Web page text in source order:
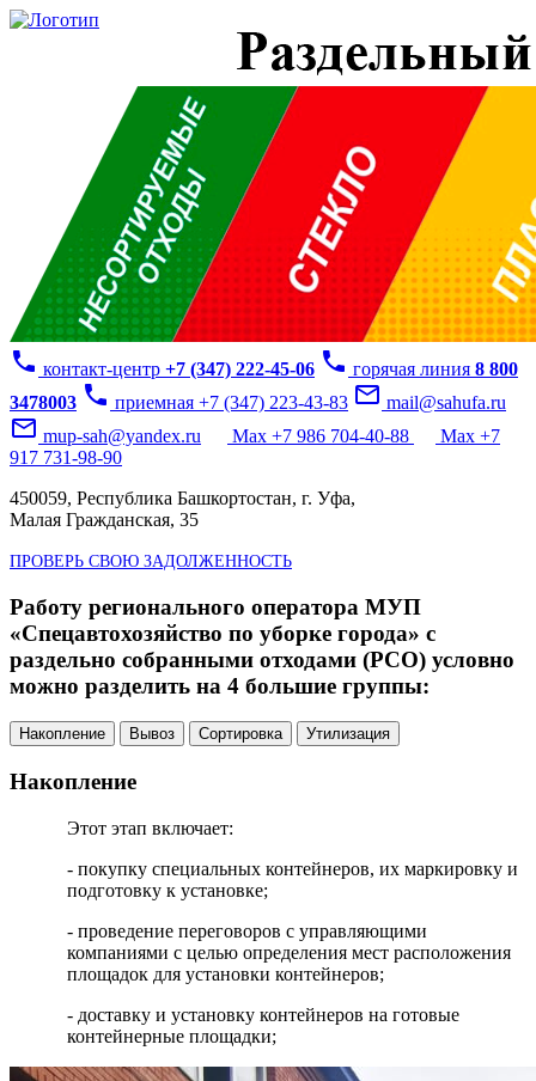
phone контакт-центр +7 (347) 222-45-06 phone горячая линия 8 800
3478003 phone приемная +7 (347) 223-43-83 mail_outline mail@sahufa.ru
mail_outline mup-sah@yandex.ru Max +7 986 704-40-88
Max +7
917 731-98-90
450059, Республика Башкортостан, г. Уфа,
Малая Гражданская, 35
ПРОВЕРЬ СВОЮ ЗАДОЛЖЕННОСТЬ
Работу регионального оператора МУП
«Спецавтохозяйство по уборке города» с
раздельно собранными отходами (РСО) условно
можно разделить на 4 большие группы:
Накопление Вывоз Сортировка Утилизация
Накопление
Этот этап включает:
- покупку специальных контейнеров, их маркировку и
подготовку к установке;
- проведение переговоров с управляющими
компаниями с целью определения мест расположения
площадок для установки контейнеров;
- доставку и установку контейнеров на готовые
контейнерные площадки;